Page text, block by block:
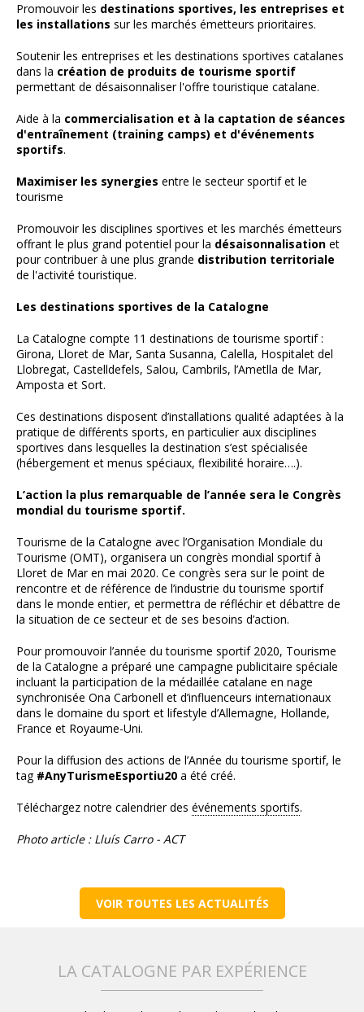
Promouvoir les destinations sportives, les entreprises et
les installations sur les marchés émetteurs prioritaires.
Soutenir les entreprises et les destinations sportives catalanes
dans la création de produits de tourisme sportif
permettant de désaisonnaliser l'offre touristique catalane.
Aide à la commercialisation et à la captation de séances
d'entraînement (training camps) et d'événements
sportifs.
Maximiser les synergies entre le secteur sportif et le
tourisme
Promouvoir les disciplines sportives et les marchés émetteurs
offrant le plus grand potentiel pour la désaisonnalisation et
pour contribuer à une plus grande distribution territoriale
de l'activité touristique.
Les destinations sportives de la Catalogne
La Catalogne compte 11 destinations de tourisme sportif :
Girona, Lloret de Mar, Santa Susanna, Calella, Hospitalet del
Llobregat, Castelldefels, Salou, Cambrils, l’Ametlla de Mar,
Amposta et Sort.
Ces destinations disposent d’installations qualité adaptées à la
pratique de différents sports, en particulier aux disciplines
sportives dans lesquelles la destination s’est spécialisée
(hébergement et menus spéciaux, flexibilité horaire….).
L’action la plus remarquable de l’année sera le Congrès
mondial du tourisme sportif.
Tourisme de la Catalogne avec l’Organisation Mondiale du
Tourisme (OMT), organisera un congrès mondial sportif à
Lloret de Mar en mai 2020. Ce congrès sera sur le point de
rencontre et de référence de l’industrie du tourisme sportif
dans le monde entier, et permettra de réfléchir et débattre de
la situation de ce secteur et de ses besoins d’action.
Pour promouvoir l’année du tourisme sportif 2020, Tourisme
de la Catalogne a préparé une campagne publicitaire spéciale
incluant la participation de la médaillée catalane en nage
synchronisée Ona Carbonell et d’influenceurs internationaux
dans le domaine du sport et lifestyle d’Allemagne, Hollande,
France et Royaume-Uni.
Pour la diffusion des actions de l’Année du tourisme sportif, le
tag #AnyTurismeEsportiu20 a été créé.
Téléchargez notre calendrier des événements sportifs.
Photo article : Lluís Carro - ACT
VOIR TOUTES LES ACTUALITÉS
LA CATALOGNE PAR EXPÉRIENCE